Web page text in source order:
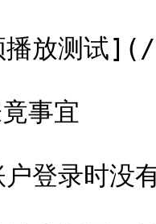
放测试
事宜
登录时没